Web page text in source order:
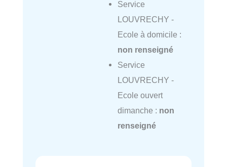
Service
LOUVRECHY -
Ecole à domicile :
non renseigné
Service
LOUVRECHY -
Ecole ouvert
dimanche : non
renseigné